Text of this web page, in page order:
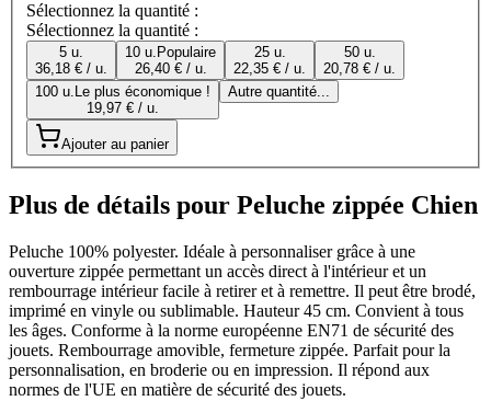
Sélectionnez la quantité :
Sélectionnez la quantité :
5 u.
36,18 € / u.
10 u. Populaire
26,40 € / u.
25 u.
22,35 € / u.
50 u.
20,78 € / u.
100 u. Le plus économique !
19,97 € / u.
Autre quantité...
Ajouter au panier
Plus de détails pour Peluche zippée Chien
Peluche 100% polyester. Idéale à personnaliser grâce à une
ouverture zippée permettant un accès direct à l'intérieur et un
rembourrage intérieur facile à retirer et à remettre. Il peut être brodé,
imprimé en vinyle ou sublimable. Hauteur 45 cm. Convient à tous
les âges. Conforme à la norme européenne EN71 de sécurité des
jouets. Rembourrage amovible, fermeture zippée. Parfait pour la
personnalisation, en broderie ou en impression. Il répond aux
normes de l'UE en matière de sécurité des jouets.